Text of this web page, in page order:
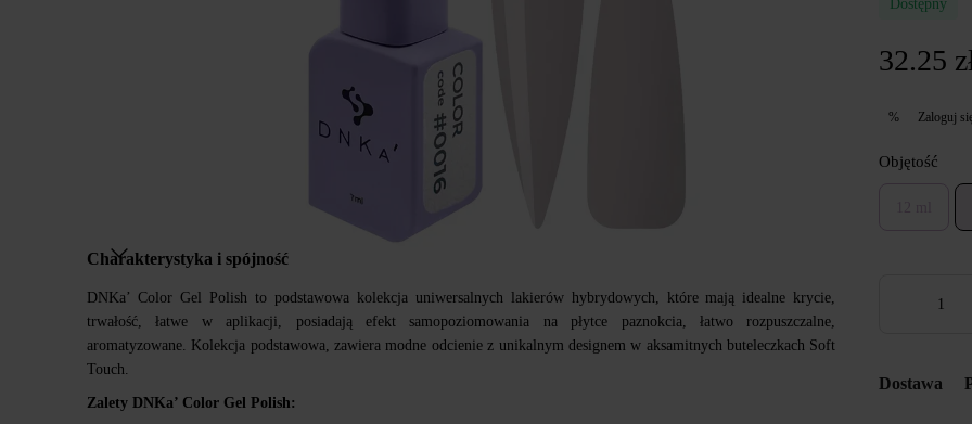
Charakterystyka i spójność
DNKa’ Color Gel Polish to podstawowa kolekcja uniwersalnych lakierów hybrydowych, które mają idealne krycie,
trwałość, łatwe w aplikacji, posiadają efekt samopoziomowania na płytce paznokcia, łatwo rozpuszczalne,
aromatyzowane. Kolekcja podstawowa, zawiera modne odcienie z unikalnym designem w aksamitnych buteleczkach Soft
Touch.
Zalety DNKa’ Color Gel Polish:
Dostępny
32.25
% Zaloguj
Objętość
Dostawa